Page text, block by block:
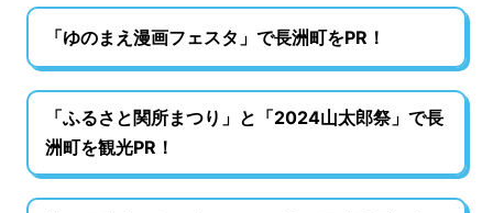
「ゆのまえ漫画フェスタ」で長洲町をPR！
「ふるさと関所まつり」と「2024山太郎祭」で長
洲町を観光PR！